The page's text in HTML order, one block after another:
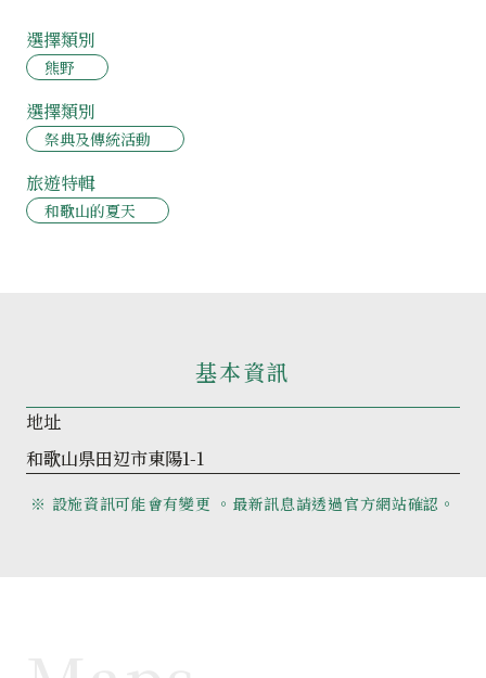
選擇類別
熊野
選擇類別
祭典及傳統活動
旅遊特輯
和歌山的夏天
基本資訊
地址
和歌山県田辺市東陽1-1
※ 設施資訊可能會有變更 。最新訊息請透過官方網站確認。